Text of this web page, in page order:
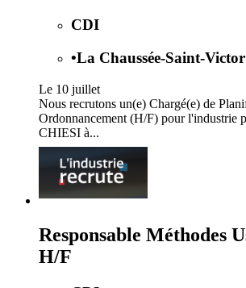
CDI
•La Chaussée-Saint-
Le 10 juillet
Nous recrutons un(e) Chargé(e) de
Ordonnancement (H/F) pour l'industrie
CHIESI à...
Responsable Méthodes
H/F